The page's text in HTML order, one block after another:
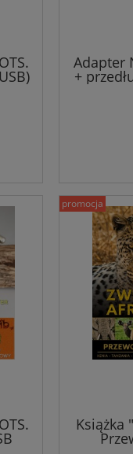
Adapter
+
Książka
promocja